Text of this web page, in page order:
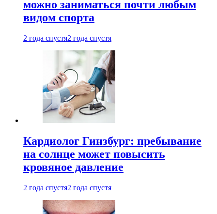
можно заниматься почти любым
видом спорта
2 года спустя2 года спустя
Кардиолог Гинзбург: пребывание
на солнце может повысить
кровяное давление
2 года спустя2 года спустя